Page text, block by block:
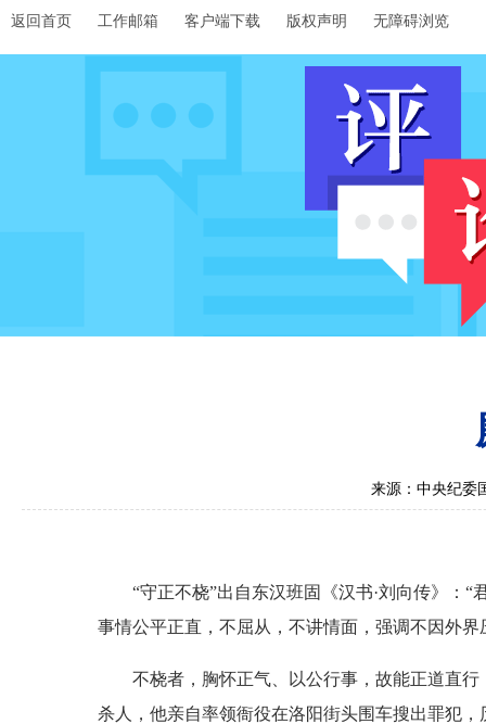
返回首页 工作邮箱 客户端下载 版权声明 无障碍浏览
来源：中央纪委
“守正不桡”出自东汉班固《汉书·刘向传》：“
事情公平正直，不屈从，不讲情面，强调不因外界
不桡者，胸怀正气、以公行事，故能正道直行
杀人，他亲自率领衙役在洛阳街头围车搜出罪犯